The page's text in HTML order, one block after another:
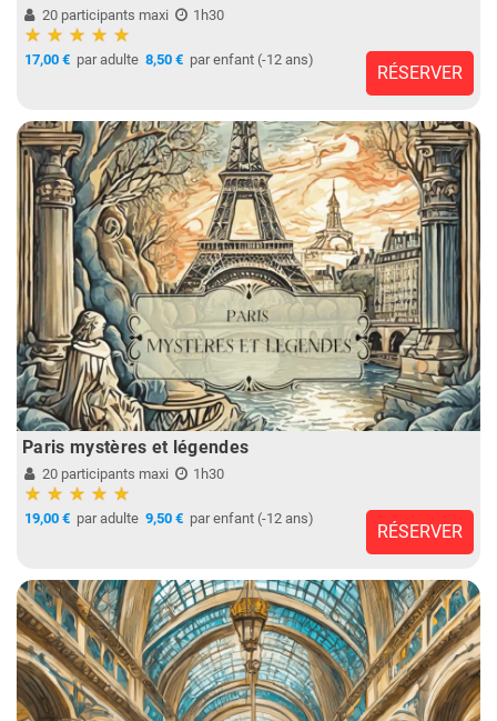
20 participants maxi 1h30
17,00 € par adulte 8,50 € par enfant (-12 ans)
RÉSERVER
Paris mystères et légendes
20 participants maxi 1h30
19,00 € par adulte 9,50 € par enfant (-12 ans)
RÉSERVER